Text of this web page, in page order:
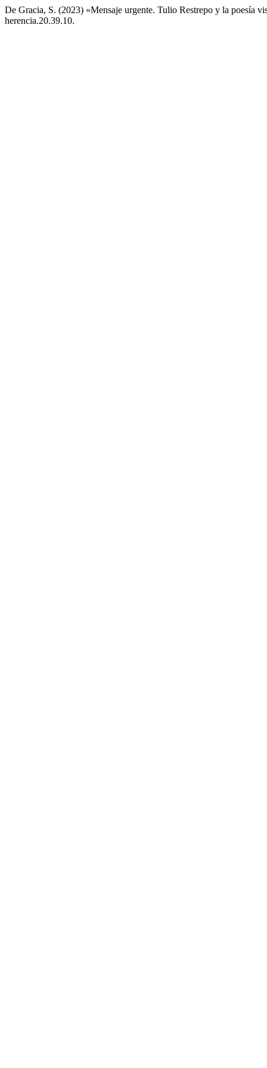
De Gracia, S. (2023) «Mensaje urgente. Tulio Restrepo y la poesía
herencia.20.39.10.